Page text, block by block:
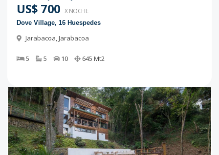
US$ 700 X NOCHE
Dove Village, 16 Huespedes
Jarabacoa,Jarabacoa
5 5 10 645 Mt2